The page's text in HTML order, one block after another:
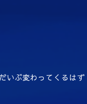
いぶ変わってくるはず